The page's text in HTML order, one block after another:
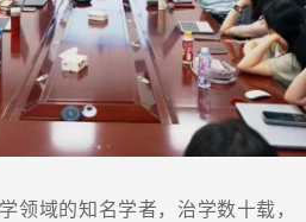
领域的知名学者，治学数十载，